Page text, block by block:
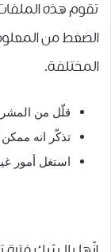
تقوم هذه الملفات
الضغطمن
المختلفة.
قلّل من
تذكّر انه
استغل أمور